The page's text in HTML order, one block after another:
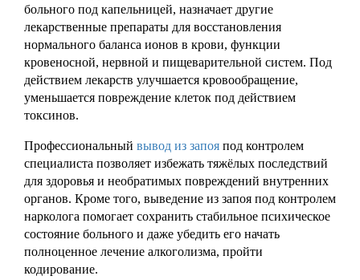
больного под капельницей, назначает другие
лекарственные препараты для восстановления
нормального баланса ионов в крови, функции
кровеносной, нервной и пищеварительной систем. Под
действием лекарств улучшается кровообращение,
уменьшается повреждение клеток под действием
токсинов.
Профессиональный вывод из запоя под контролем
специалиста позволяет избежать тяжёлых последствий
для здоровья и необратимых повреждений внутренних
органов. Кроме того, выведение из запоя под контролем
нарколога помогает сохранить стабильное психическое
состояние больного и даже убедить его начать
полноценное лечение алкоголизма, пройти
кодирование.